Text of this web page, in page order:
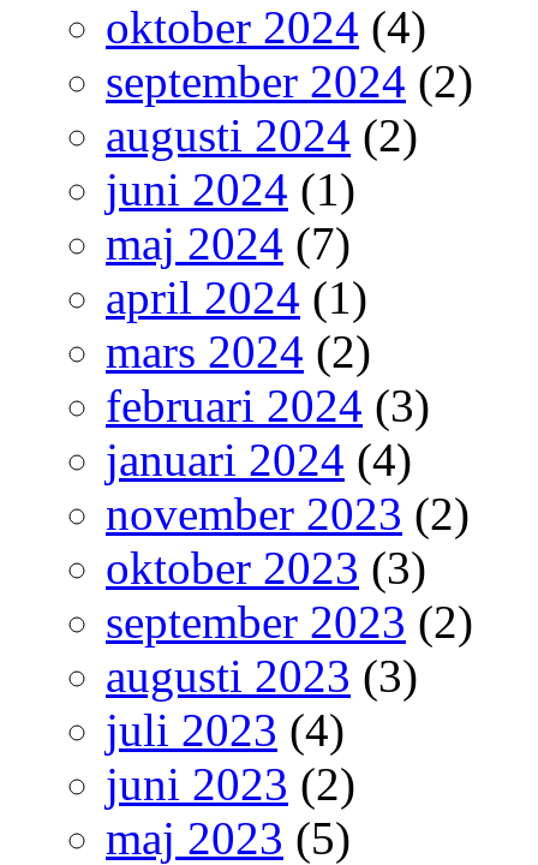
oktober 2024 (4)
september 2024 (2)
augusti 2024 (2)
juni 2024 (1)
maj 2024 (7)
april 2024 (1)
mars 2024 (2)
februari 2024 (3)
januari 2024 (4)
november 2023 (2)
oktober 2023 (3)
september 2023 (2)
augusti 2023 (3)
juli 2023 (4)
juni 2023 (2)
maj 2023 (5)